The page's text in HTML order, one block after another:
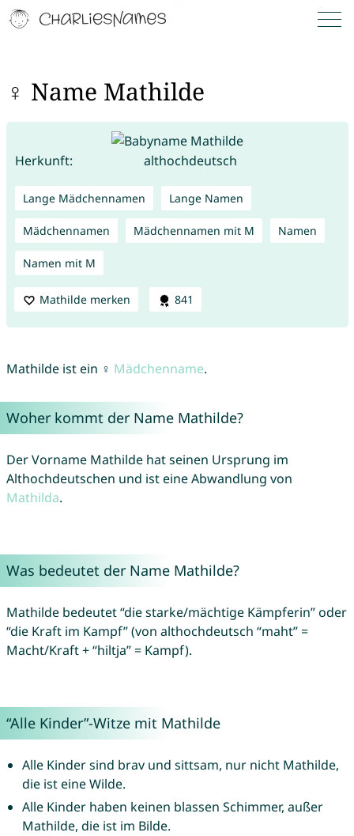
♀ Name Mathilde
Herkunft: althochdeutsch
Lange Mädchennamen Lange Namen
Mädchennamen Mädchennamen mit M Namen
Namen mit M
Mathilde merken 841
Mathilde ist ein ♀ Mädchenname.
Woher kommt der Name Mathilde?
Der Vorname Mathilde hat seinen Ursprung im
Althochdeutschen und ist eine Abwandlung von
Mathilda.
Was bedeutet der Name Mathilde?
Mathilde bedeutet “die starke/mächtige Kämpferin” oder
“die Kraft im Kampf” (von althochdeutsch “maht” =
Macht/Kraft + “hiltja” = Kampf).
“Alle Kinder”-Witze mit Mathilde
Alle Kinder sind brav und sittsam, nur nicht Mathilde,
die ist eine Wilde.
Alle Kinder haben keinen blassen Schimmer, außer
Mathilde, die ist im Bilde.